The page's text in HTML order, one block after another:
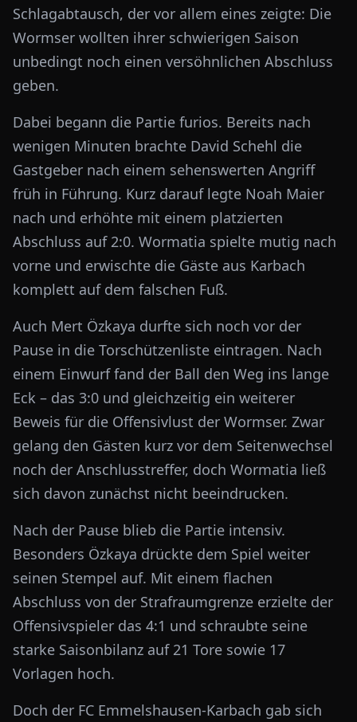
Schlagabtausch, der vor allem eines zeigte: Die
Wormser wollten ihrer schwierigen Saison
unbedingt noch einen versöhnlichen Abschluss
geben.
Dabei begann die Partie furios. Bereits nach
wenigen Minuten brachte David Schehl die
Gastgeber nach einem sehenswerten Angriff
früh in Führung. Kurz darauf legte Noah Maier
nach und erhöhte mit einem platzierten
Abschluss auf 2:0. Wormatia spielte mutig nach
vorne und erwischte die Gäste aus Karbach
komplett auf dem falschen Fuß.
Auch Mert Özkaya durfte sich noch vor der
Pause in die Torschützenliste eintragen. Nach
einem Einwurf fand der Ball den Weg ins lange
Eck – das 3:0 und gleichzeitig ein weiterer
Beweis für die Offensivlust der Wormser. Zwar
gelang den Gästen kurz vor dem Seitenwechsel
noch der Anschlusstreffer, doch Wormatia ließ
sich davon zunächst nicht beeindrucken.
Nach der Pause blieb die Partie intensiv.
Besonders Özkaya drückte dem Spiel weiter
seinen Stempel auf. Mit einem flachen
Abschluss von der Strafraumgrenze erzielte der
Offensivspieler das 4:1 und schraubte seine
starke Saisonbilanz auf 21 Tore sowie 17
Vorlagen hoch.
Doch der FC Emmelshausen-Karbach gab sich